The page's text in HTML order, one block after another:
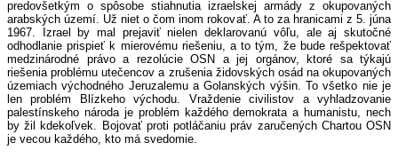
predovšetkým o spôsobe stiahnutia izraelskej armády z okupovaných
arabských území. Už niet o čom inom rokovať. A to za hranicami z 5. júna
1967. Izrael by mal prejaviť nielen deklarovanú vôľu, ale aj skutočné
odhodlanie prispieť k mierovému riešeniu, a to tým, že bude rešpektovať
medzinárodné právo a rezolúcie OSN a jej orgánov, ktoré sa týkajú
riešenia problému utečencov a zrušenia židovských osád na okupovaných
územiach východného Jeruzalemu a Golanských výšin. To všetko nie je
len problém Blízkeho východu. Vraždenie civilistov a vyhladzovanie
palestínskeho národa je problém každého demokrata a humanistu, nech
by žil kdekoľvek. Bojovať proti potláčaniu práv zaručených Chartou OSN
je vecou každého, kto má svedomie.